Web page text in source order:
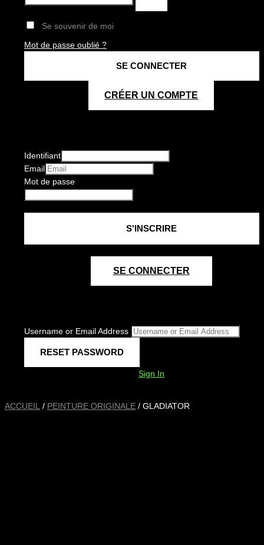
Se souvenir de moi
Mot de passe oublié ?
CRÉER UN COMPTE
Identifiant
Email
Mot de passe
SE CONNECTER
Username or Email Address
Sign In
ACCUEIL / PEINTURE ORIGINALE / GLADIATOR